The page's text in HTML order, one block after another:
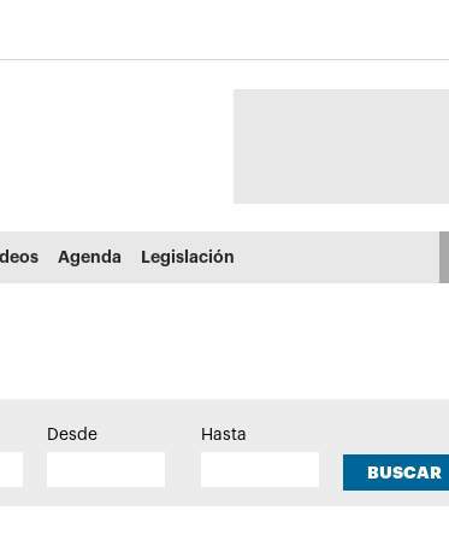
Agenda Legislación
Desde Hasta
BUSCAR